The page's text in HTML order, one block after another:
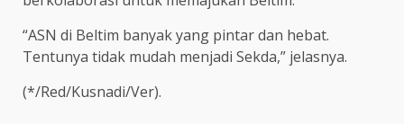
“ASN di Beltim banyak yang pintar dan hebat.
Tentunya tidak mudah menjadi Sekda,” jelasnya.
(*/Red/Kusnadi/Ver).